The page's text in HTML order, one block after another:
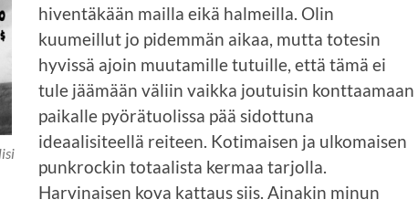
hiventäkään mailla eikä halmeilla. Olin
kuumeillut jo pidemmän aikaa, mutta totesin
hyvissä ajoin muutamille tutuille, että tämä ei
tule jäämään väliin vaikka joutuisin konttaamaan
paikalle pyörätuolissa pää sidottuna
ideaalisiteellä reiteen. Kotimaisen ja ulkomaisen
punkrockin totaalista kermaa tarjolla.
Harvinaisen kova kattaus siis. Ainakin minun